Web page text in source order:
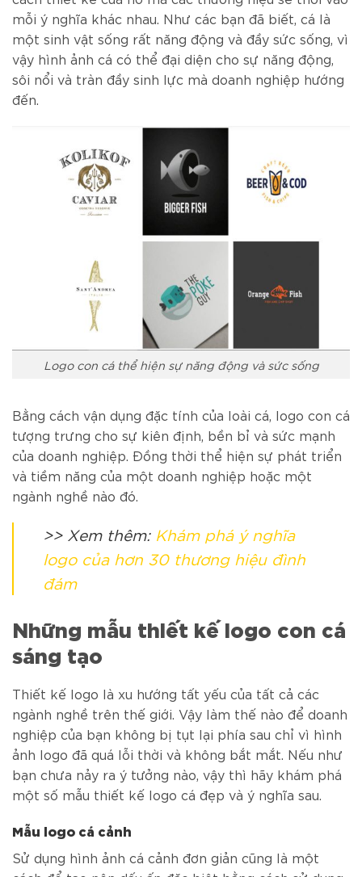
mỗi ý nghĩa khác nhau. Như các bạn đã biết, cá là
một sinh vật sống rất năng động và đầy sức sống, vì
vậy hình ảnh cá có thể đại diện cho sự năng động,
sôi nổi và tràn đầy sinh lực mà doanh nghiệp hướng
đến.
Logo con cá thể hiện sự năng động và sức sống
Bằng cách vận dụng đặc tính của loài cá, logo con cá
tượng trưng cho sự kiên định, bền bỉ và sức mạnh
của doanh nghiệp. Đồng thời thể hiện sự phát triển
và tiềm năng của một doanh nghiệp hoặc một
ngành nghề nào đó.
>> Xem thêm: Khám phá ý nghĩa
logo của hơn 30 thương hiệu đình
đám
Những mẫu thiết kế logo con cá
sáng tạo
Thiết kế logo là xu hướng tất yếu của tất cả các
ngành nghề trên thế giới. Vậy làm thế nào để doanh
nghiệp của bạn không bị tụt lại phía sau chỉ vì hình
ảnh logo đã quá lỗi thời và không bắt mắt. Nếu như
bạn chưa nảy ra ý tưởng nào, vậy thì hãy khám phá
một số mẫu thiết kế logo cá đẹp và ý nghĩa sau.
Mẫu logo cá cảnh
Sử dụng hình ảnh cá cảnh đơn giản cũng là một